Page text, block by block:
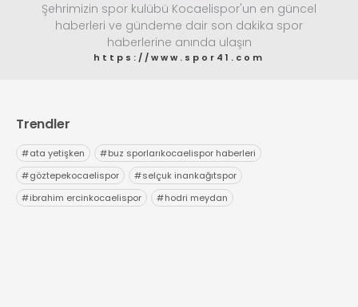
Şehrimizin spor kulübü Kocaelispor'un en güncel
haberleri ve gündeme dair son dakika spor
haberlerine anında ulaşın
https://www.spor41.com
Trendler
#ata yetişken #buz sporlarıkocaelispor haberleri
#göztepekocaelispor #selçuk inankağıtspor
#ibrahim ercinkocaelispor #hodri meydan